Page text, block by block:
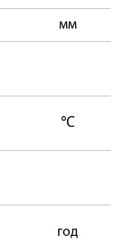
мм
℃
год